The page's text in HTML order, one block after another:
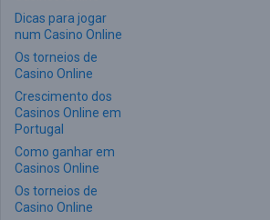
Dicas para jogar
num Casino Online
Os torneios de
Casino Online
Crescimento dos
Casinos Online em
Portugal
Como ganhar em
Casinos Online
Os torneios de
Casino Online